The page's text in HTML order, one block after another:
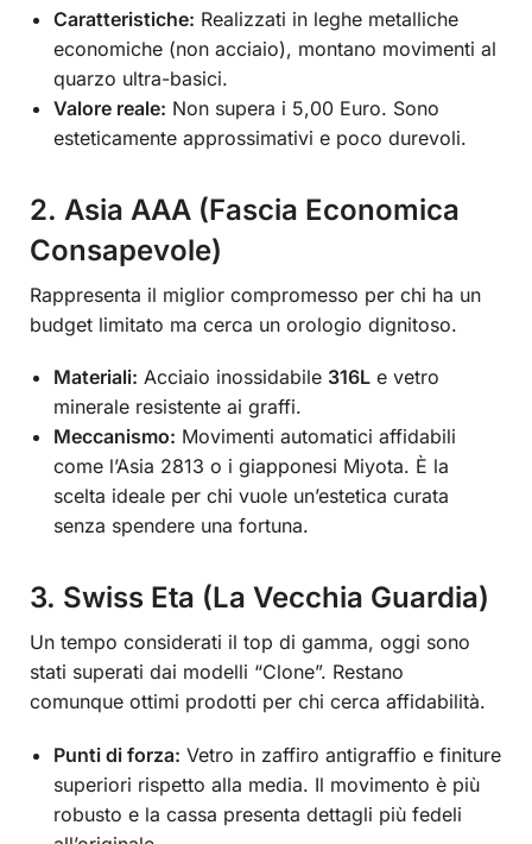
Caratteristiche: Realizzati in leghe metalliche
economiche (non acciaio), montano movimenti al
quarzo ultra-basici.
Valore reale: Non supera i 5,00 Euro. Sono
esteticamente approssimativi e poco durevoli.
2. Asia AAA (Fascia Economica
Consapevole)
Rappresenta il miglior compromesso per chi ha un
budget limitato ma cerca un orologio dignitoso.
Materiali: Acciaio inossidabile 316L e vetro
minerale resistente ai graffi.
Meccanismo: Movimenti automatici affidabili
come l’Asia 2813 o i giapponesi Miyota. È la
scelta ideale per chi vuole un’estetica curata
senza spendere una fortuna.
3. Swiss Eta (La Vecchia Guardia)
Un tempo considerati il top di gamma, oggi sono
stati superati dai modelli “Clone”. Restano
comunque ottimi prodotti per chi cerca affidabilità.
Punti di forza: Vetro in zaffiro antigraffio e finiture
superiori rispetto alla media. Il movimento è più
robusto e la cassa presenta dettagli più fedeli